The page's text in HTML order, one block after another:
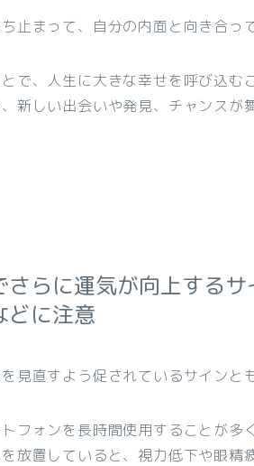
止まって、自分の内面と向き合っ
で、人生に大きな幸せを呼び込む
新しい出会いや発見、チャンスが
さらに運気が向上する
どに注意
見直すよう促されているサインと
フォンを長時間使用することが多
放置していると、視力低下や眼精